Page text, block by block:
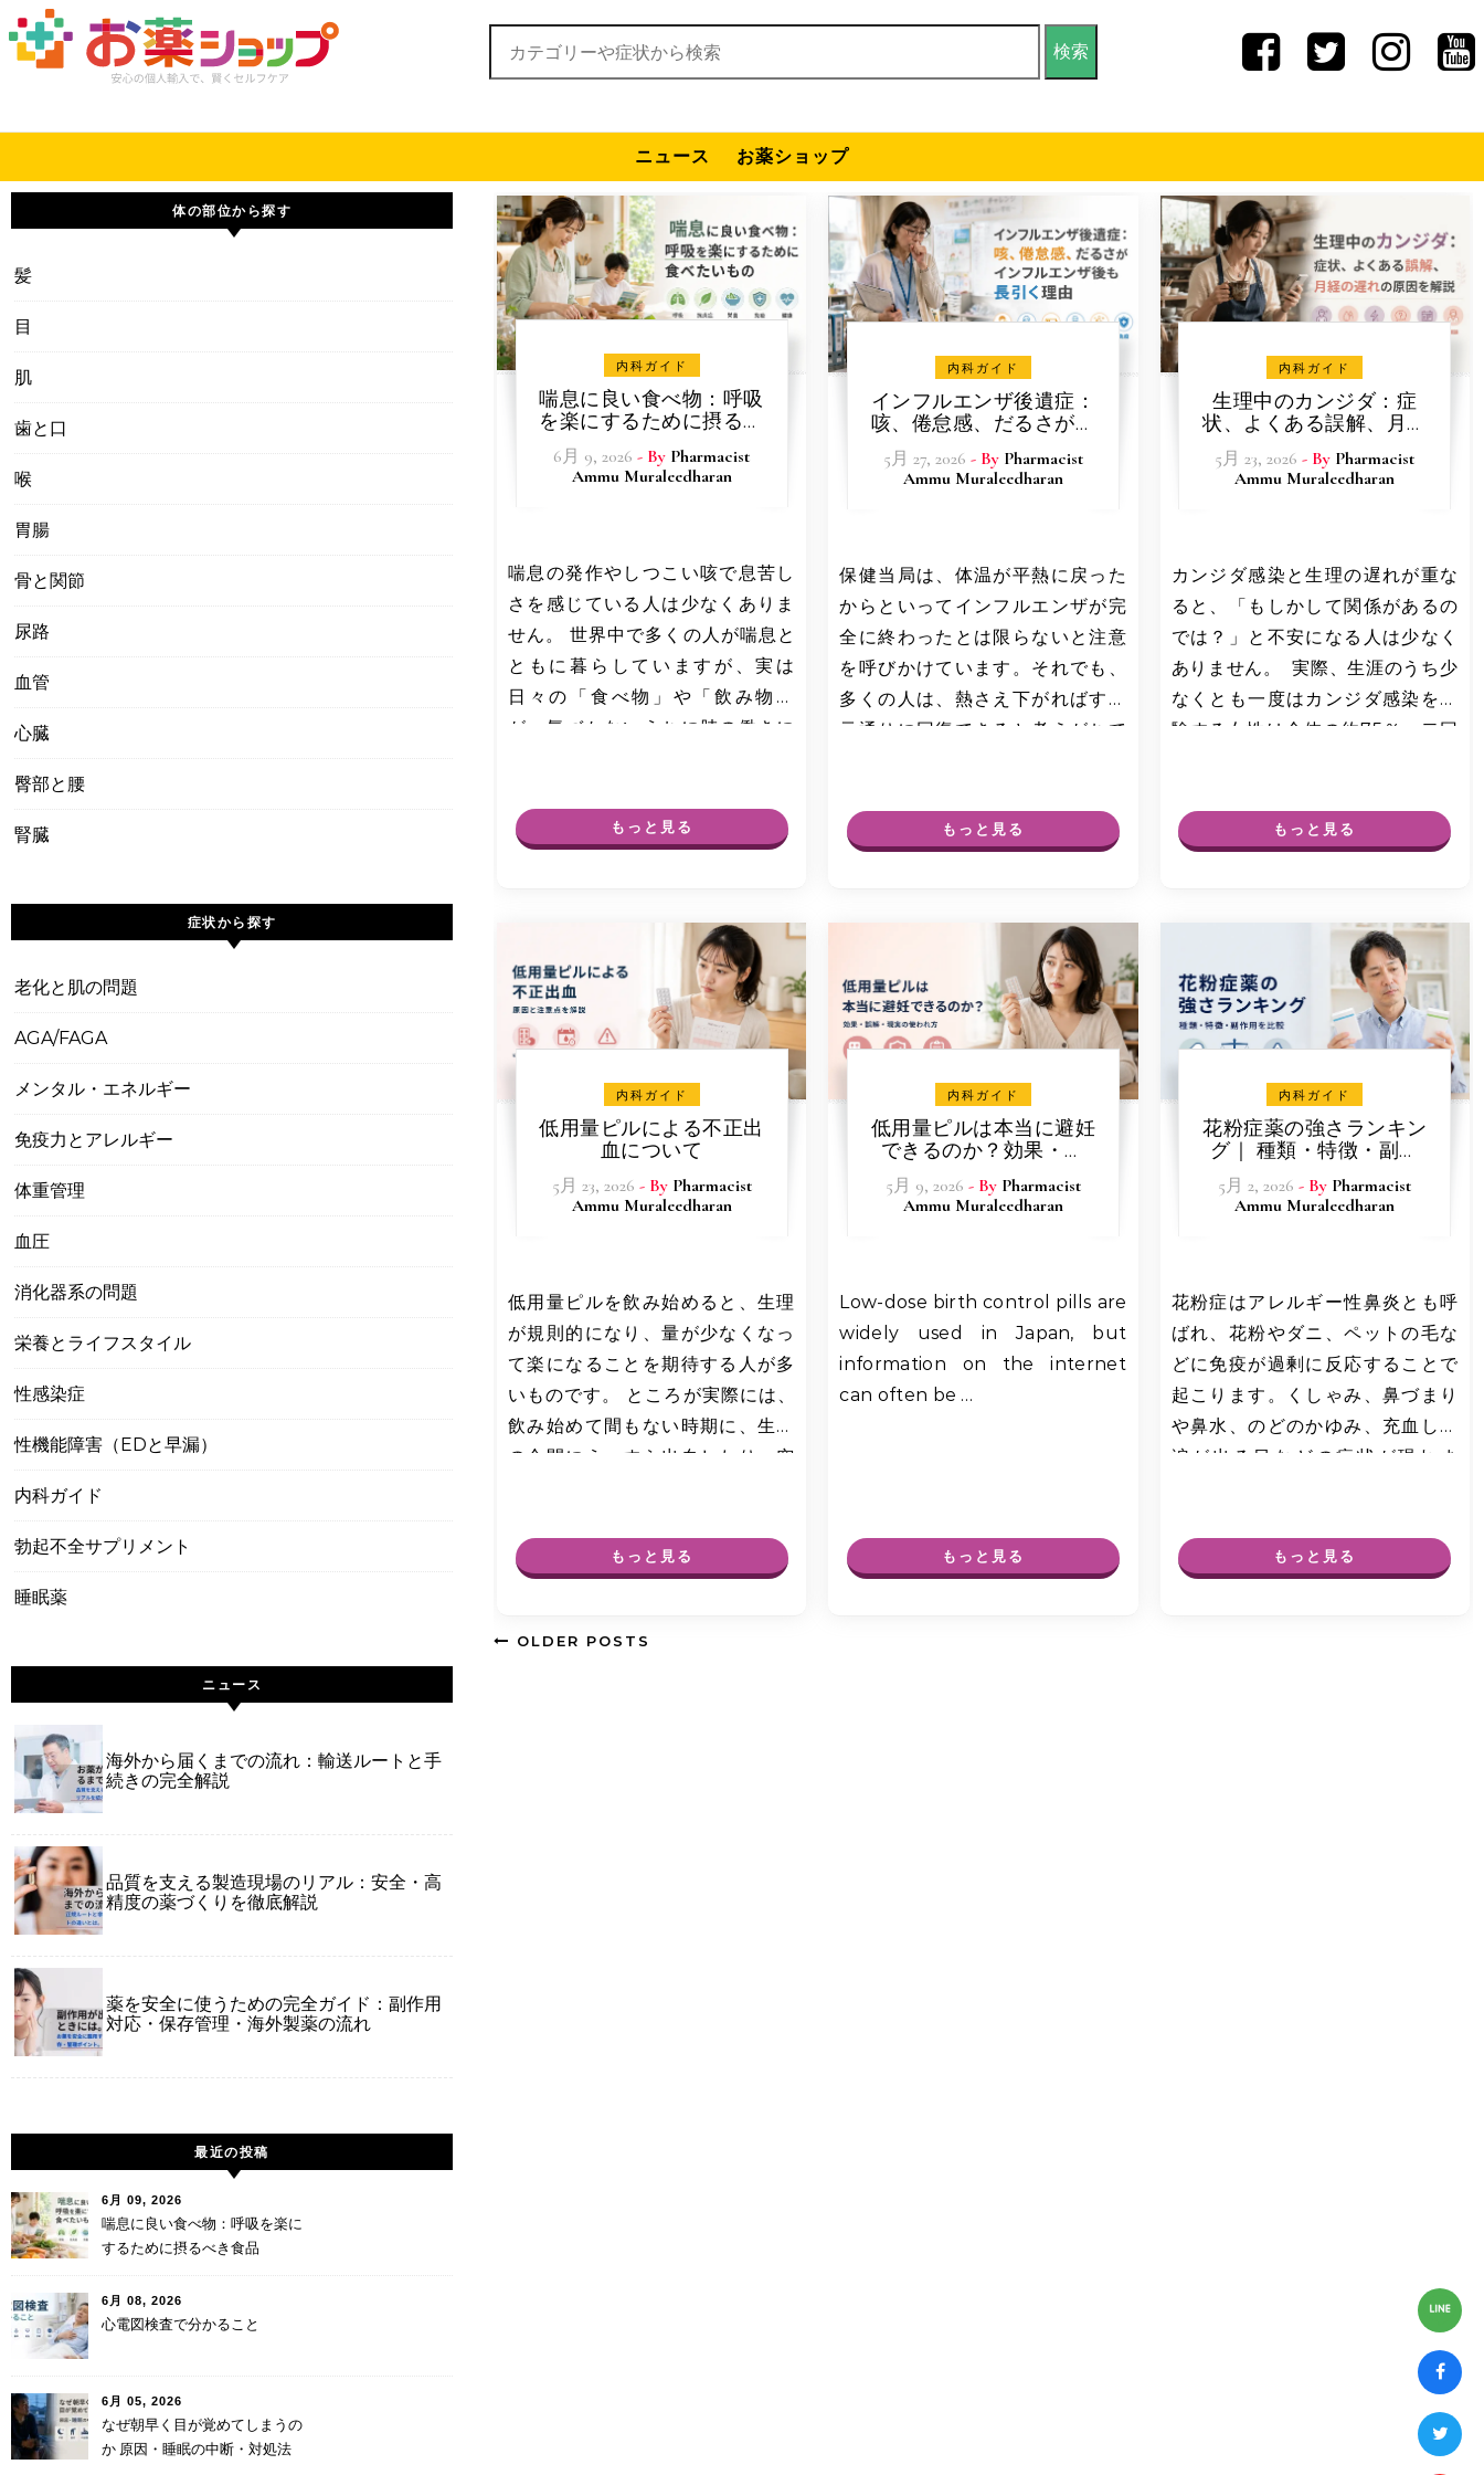
Skip to content
検索:
ニュース お薬ショップ
体の部位から探す
髪
目
肌
歯と口
喉
胃腸
骨と関節
尿路
血管
心臓
臀部と腰
腎臓
症状から探す
老化と肌の問題
AGA/FAGA
メンタル・エネルギー
免疫力とアレルギー
体重管理
血圧
消化器系の問題
栄養とライフスタイル
性感染症
性機能障害（EDと早漏）
内科ガイド
勃起不全サプリメント
睡眠薬
ニュース
海外から届くまでの流れ：輸送ルートと手
続きの完全解説
品質を支える製造現場のリアル：安全・高
精度の薬づくりを徹底解説
薬を安全に使うための完全ガイド：副作用
対応・保存管理・海外製薬の流れ
最近の投稿
6月 09, 2026
喘息に良い食べ物：呼吸を楽に
するために摂るべき食品
6月 08, 2026
心電図検査で分かること
6月 05, 2026
なぜ朝早く目が覚めてしまうの
か 原因・睡眠の中断・対処法
内科ガイド
喘息に良い食べ物：呼吸
を楽にするために摂るべ
6月 9, 2026 - By Pharmacist
Ammu Muraleedharan
喘息の発作やしつこい咳で息苦し
さを感じている人は少なくありま
せん。 世界中で多くの人が喘息と
ともに暮らしていますが、実は
日々の「食べ物」や「飲み物」
が、気づかないうちに肺の働きに
もっと見る
内科ガイド
インフルエンザ後遺症：
咳、倦怠感、だるさがイ
ンフルエンザ後も長引く
理由
5月 27, 2026 - By Pharmacist
Ammu Muraleedharan
保健当局は、体温が平熱に戻った
からといってインフルエンザが完
全に終わったとは限らないと注意
を呼びかけています。それでも、
多くの人は、熱さえ下がればすぐ
元通りに回復できると考えがちで
もっと見る
内科ガイド
生理中のカンジダ：症
状、よくある誤解、月経
の遅れの原因を解説
5月 23, 2026 - By Pharmacist
Ammu Muraleedharan
カンジダ感染と生理の遅れが重な
ると、「もしかして関係があるの
では？」と不安になる人は少なく
ありません。 実際、生涯のうち少
なくとも一度はカンジダ感染を経
験する女性は全体の約75％、二回
もっと見る
内科ガイド
低用量ピルによる不正出
血について
5月 23, 2026 - By Pharmacist
Ammu Muraleedharan
低用量ピルを飲み始めると、生理
が規則的になり、量が少なくなっ
て楽になることを期待する人が多
いものです。 ところが実際には、
飲み始めて間もない時期に、生理
の合間にうっすら出血したり、突
もっと見る
内科ガイド
低用量ピルは本当に避妊
できるのか？効果・誤
解・現実の使われ方
5月 9, 2026 - By Pharmacist
Ammu Muraleedharan
Low-dose birth control pills are
widely used in Japan, but
information on the internet
can often be …
もっと見る
内科ガイド
花粉症薬の強さランキン
グ｜ 種類・特徴・副作
5月 2, 2026 - By Pharmacist
Ammu Muraleedharan
花粉症はアレルギー性鼻炎とも呼
ばれ、花粉やダニ、ペットの毛な
どに免疫が過剰に反応することで
起こります。くしゃみ、鼻づまり
や鼻水、のどのかゆみ、充血して
涙が出る目などの症状が現れま
もっと見る
OLDER POSTS